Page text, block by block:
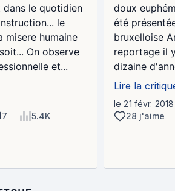
le quotidien
le
misere humaine
On observe
et...
7 5.4K
doux
été
bruxelloise
reportage il
dizaine
Lire la
le 21 févr. 2018
28 j'aime